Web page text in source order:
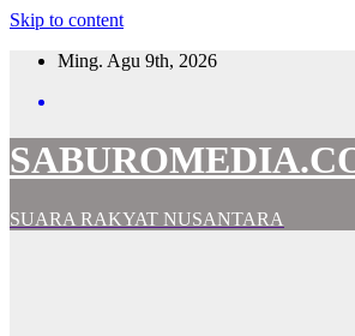
Skip to content
Ming. Agu 9th, 2026
SUARA RAKYAT NUSANTARA